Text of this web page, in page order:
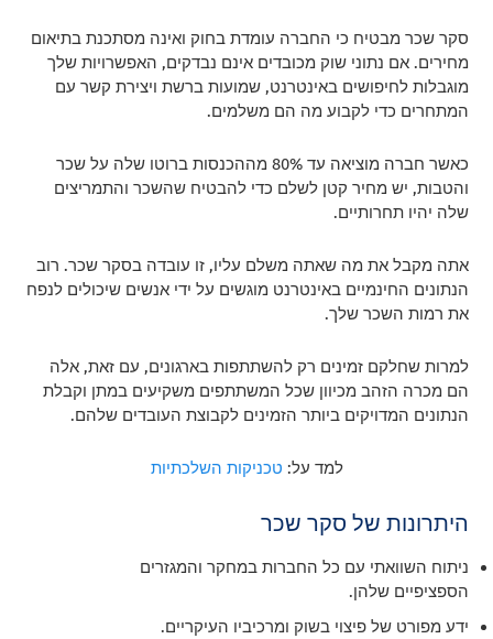
סקר שכר מבטיח כי החברה עומדת בחוק ואינה מסתכנת בתיאום
מחירים. אם נתוני שוק מכובדים אינם נבדקים, האפשרויות שלך
מוגבלות לחיפושים באינטרנט, שמועות ברשת ויצירת קשר עם
המתחרים כדי לקבוע מה הם משלמים.
כאשר חברה מוציאה עד 80% מההכנסות ברוטו שלה על שכר
והטבות, יש מחיר קטן לשלם כדי להבטיח שהשכר והתמריצים
שלה יהיו תחרותיים.
אתה מקבל את מה שאתה משלם עליו, זו עובדה בסקר שכר. רוב
הנתונים החינמיים באינטרנט מוגשים על ידי אנשים שיכולים לנפח
את רמות השכר שלך.
למרות שחלקם זמינים רק להשתתפות בארגונים, עם זאת, אלה
הם מכרה הזהב מכיוון שכל המשתתפים משקיעים במתן וקבלת
הנתונים המדויקים ביותר הזמינים לקבוצת העובדים שלהם.
למד על: טכניקות השלכתיות
היתרונות של סקר שכר
ניתוח השוואתי עם כל החברות במחקר והמגזרים
הספציפיים שלהן.
ידע מפורט של פיצוי בשוק ומרכיביו העיקריים.